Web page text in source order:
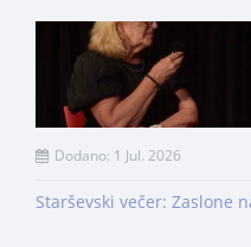
Dodano: 1 Jul. 2026
Starševski večer: Zaslone